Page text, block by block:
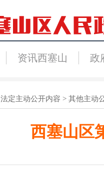
资讯西塞山 政
法定主动公开内容 > 其他主动
西塞山区